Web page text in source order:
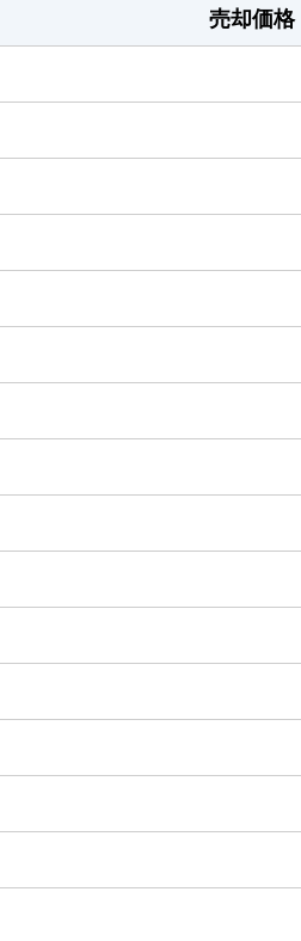
195m² 55m²
250m² 90m²
280m² 75m²
300m² 135m²
155m² 85m²
340m² 145m²
500m² 270m²
300m² 135m²
売却価格